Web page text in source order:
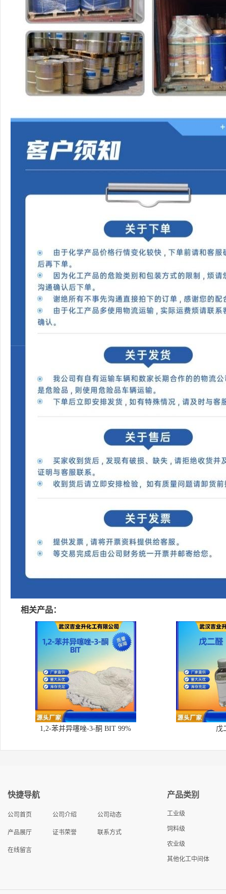
相关产品：
1,2-苯并异噻唑-3-酮 BIT 99% 戊
快捷导航
公司首页 公司介绍 公司动态
产品展厅 证书荣誉 联系方式
在线留言
产品类别
工业级
饲料级
农业级
其他化工中间体